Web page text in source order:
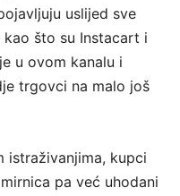
uslijed sve
što su Instacart i
u ovom kanalu i
trgovci na malo još
istraživanjima, kupci
pa već uhodani